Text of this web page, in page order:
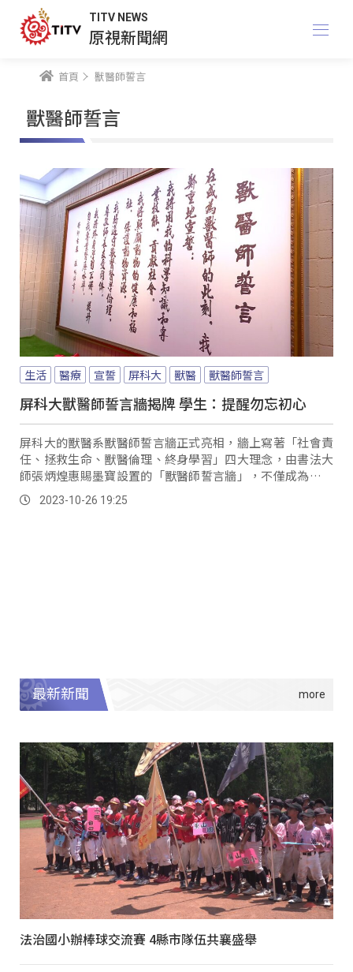
TITV NEWS
原視新聞網
首頁 獸醫師誓言
獸醫師誓言
生活 醫療 宣誓 屏科大 獸醫 獸醫師誓言
屏科大獸醫師誓言牆揭牌 學生：提醒勿忘初心
屏科大的獸醫系獸醫師誓言牆正式亮相，牆上寫著「社會責
任、拯救生命、獸醫倫理、終身學習」四大理念，由書法大
師張炳煌惠賜墨寶設置的「獸醫師誓言牆」，不僅成為獸醫
館內的裝置藝術，更具有教育意義。
2023-10-26 19:25
最新新聞
法治國小辦棒球交流賽 4縣市隊伍共襄盛舉